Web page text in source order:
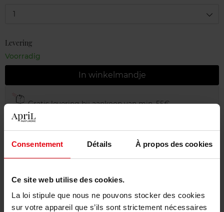
Consentement Détails À propos des cookies
Ce site web utilise des cookies.
La loi stipule que nous ne pouvons stocker des cookies
sur votre appareil que s’ils sont strictement nécessaires
1
Levering
Voorradig
In winkelmandje
Gratis levering bij aankoop van min. 55€
Gratis retour in je winkelpunt
Beschrijving